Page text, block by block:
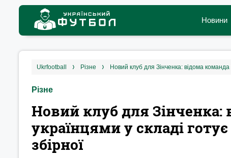
Новини
ukrfootball різне Новий клуб для Зінченка: відома команда
Різне
Новий клуб для Зінченка:
українцями у складі
збірної